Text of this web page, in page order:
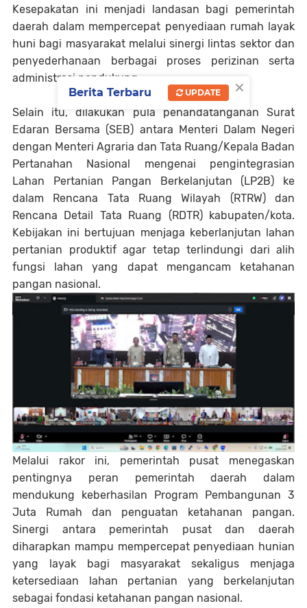
Kesepakatan ini menjadi landasan bagi pemerintah
daerah dalam mempercepat penyediaan rumah layak
huni bagi masyarakat melalui sinergi lintas sektor dan
penyederhanaan berbagai proses perizinan serta
administrasi pendukung.
Selain itu, dilakukan pula penandatanganan Surat
Edaran Bersama (SEB) antara Menteri Dalam Negeri
dengan Menteri Agraria dan Tata Ruang/Kepala Badan
Pertanahan Nasional mengenai pengintegrasian
Lahan Pertanian Pangan Berkelanjutan (LP2B) ke
dalam Rencana Tata Ruang Wilayah (RTRW) dan
Rencana Detail Tata Ruang (RDTR) kabupaten/kota.
Kebijakan ini bertujuan menjaga keberlanjutan lahan
pertanian produktif agar tetap terlindungi dari alih
fungsi lahan yang dapat mengancam ketahanan
pangan nasional.
Melalui rakor ini, pemerintah pusat menegaskan
pentingnya peran pemerintah daerah dalam
mendukung keberhasilan Program Pembangunan 3
Juta Rumah dan penguatan ketahanan pangan.
Sinergi antara pemerintah pusat dan daerah
diharapkan mampu mempercepat penyediaan hunian
yang layak bagi masyarakat sekaligus menjaga
ketersediaan lahan pertanian yang berkelanjutan
sebagai fondasi ketahanan pangan nasional.
×
Berita Terbaru UPDATE